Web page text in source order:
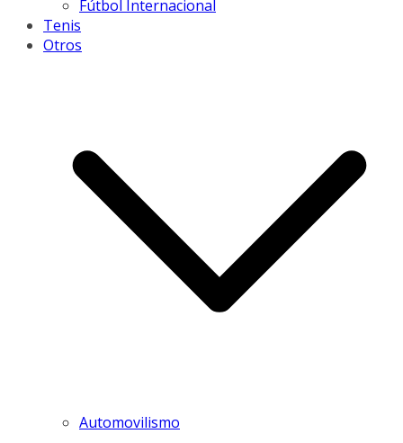
Fútbol Internacional
Tenis
Otros
Automovilismo